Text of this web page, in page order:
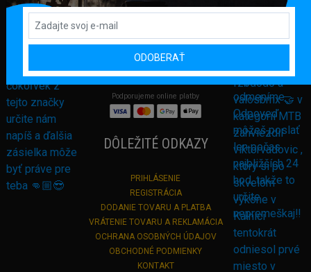
Námestie sv. Martina 708/30
+421 948 374 905
info@bmxshop.sk
Podporujeme online platby
DÔLEŽITÉ ODKAZY
PRIHLÁSENIE
REGISTRÁCIA
DODANIE TOVARU A PLATBA
VRÁTENIE TOVARU A REKLAMÁCIA
OCHRANA OSOBNÝCH ÚDAJOV
OBCHODNÉ PODMIENKY
KONTAKT
ODOBERAŤ